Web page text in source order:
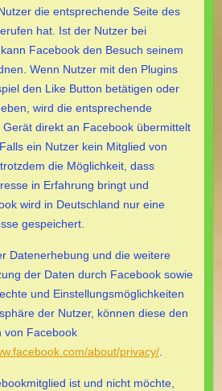
die entsprechende Seite des
hat. Ist der Nutzer bei
Facebook den Besuch seinem
Wenn Nutzer mit den Plugins
den Like Button betätigen oder
wird die entsprechende
direkt an Facebook übermittelt
ein Nutzer kein Mitglied von
die Möglichkeit, dass
in Erfahrung bringt und
wird in Deutschland nur eine
gespeichert.
Datenerhebung und die weitere
der Daten durch Facebook sowie
und Einstellungsmöglichkeiten
der Nutzer, können diese den
von Facebook
about/privacy/.
ist und nicht möchte,